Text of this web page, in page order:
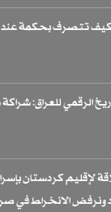
: كيف تتصرف بحكمة عند
الرقمي للعراق: شراكة
لإقليم كردستان
ونرفض الانخراط في